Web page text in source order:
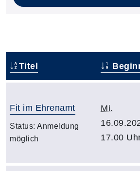
Titel
Fit im Ehrenamt
Status: Anmeldung
möglich
Mi.
17.00